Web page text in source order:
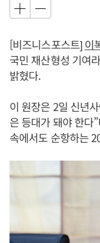
[비즈니스포스트]이
국민 재산형성 기여
밝혔다.
이 원장은 2일 신년
은 등대가 돼야 한다
속에서도 순항하는